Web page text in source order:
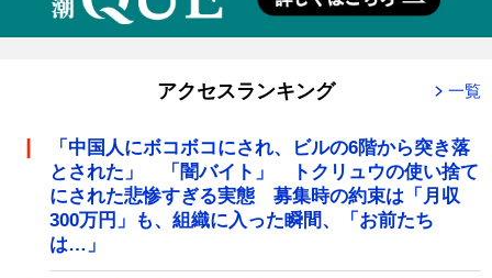
アクセスランキング 一覧
「中国人にボコボコにされ、ビルの6階から突き落
とされた」 「闇バイト」 トクリュウの使い捨て
にされた悲惨すぎる実態 募集時の約束は「月収
300万円」も、組織に入った瞬間、「お前たち
は…」